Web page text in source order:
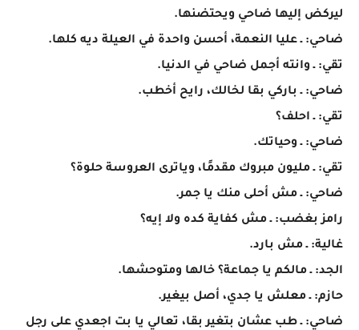
ليركض إليها ضاحي ويحتضنها.
ضاحي: ـ عليا النعمة، أحسن واحدة في العيلة ديه كلها.
تقي: ـ وانته أجمل ضاحي في الدنيا.
ضاحي: ـ باركي بقا لخالك، رايح أخطب.
تقي: ـ احلف؟
ضاحي: ـ وحياتك.
تقي: ـ مليون مبروك مقدمًا، وياترى العروسة حلوة؟
ضاحي: ـ مش أحلى منك يا جمر.
رامز بغضب: ـ مش كفاية كده ولا إيه؟
غالية: ـ مش بارد.
الجد: ـ مالكم يا جماعة؟ خالها ومتوحشها.
حازم: ـ معلش يا جدي، أصل بيغير.
ضاحي: ـ طب عشان بتغير بقا، تعالي يا بت اجعدي على رجل